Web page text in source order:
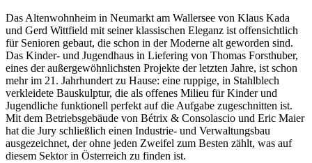
Das Altenwohnheim in Neumarkt am Wallersee von Klaus Kada
und Gerd Wittfield mit seiner klassischen Eleganz ist offensichtlich
für Senioren gebaut, die schon in der Moderne alt geworden sind.
Das Kinder- und Jugendhaus in Liefering von Thomas Forsthuber,
eines der außergewöhnlichsten Projekte der letzten Jahre, ist schon
mehr im 21. Jahrhundert zu Hause: eine ruppige, in Stahlblech
verkleidete Bauskulptur, die als offenes Milieu für Kinder und
Jugendliche funktionell perfekt auf die Aufgabe zugeschnitten ist.
Mit dem Betriebsgebäude von Bétrix & Consolascio und Eric Maier
hat die Jury schließlich einen Industrie- und Verwaltungsbau
ausgezeichnet, der ohne jeden Zweifel zum Besten zählt, was auf
diesem Sektor in Österreich zu finden ist.